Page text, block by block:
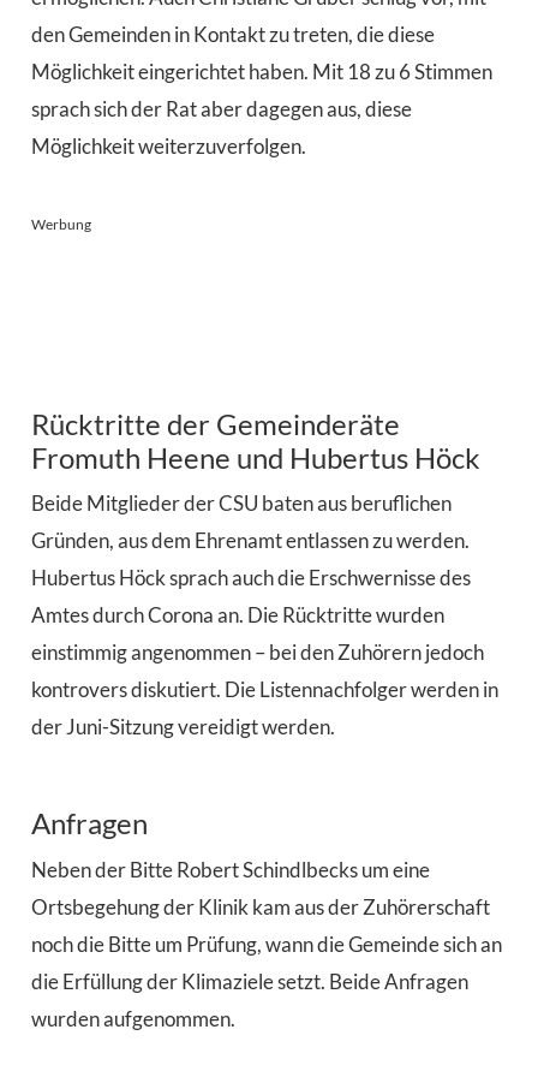
den Gemeinden in Kontakt zu treten, die diese
Möglichkeit eingerichtet haben. Mit 18 zu 6 Stimmen
sprach sich der Rat aber dagegen aus, diese
Möglichkeit weiterzuverfolgen.
Werbung
Rücktritte der Gemeinderäte
Fromuth Heene und Hubertus Höck
Beide Mitglieder der CSU baten aus beruflichen
Gründen, aus dem Ehrenamt entlassen zu werden.
Hubertus Höck sprach auch die Erschwernisse des
Amtes durch Corona an. Die Rücktritte wurden
einstimmig angenommen – bei den Zuhörern jedoch
kontrovers diskutiert. Die Listennachfolger werden in
der Juni-Sitzung vereidigt werden.
Anfragen
Neben der Bitte Robert Schindlbecks um eine
Ortsbegehung der Klinik kam aus der Zuhörerschaft
noch die Bitte um Prüfung, wann die Gemeinde sich an
die Erfüllung der Klimaziele setzt. Beide Anfragen
wurden aufgenommen.